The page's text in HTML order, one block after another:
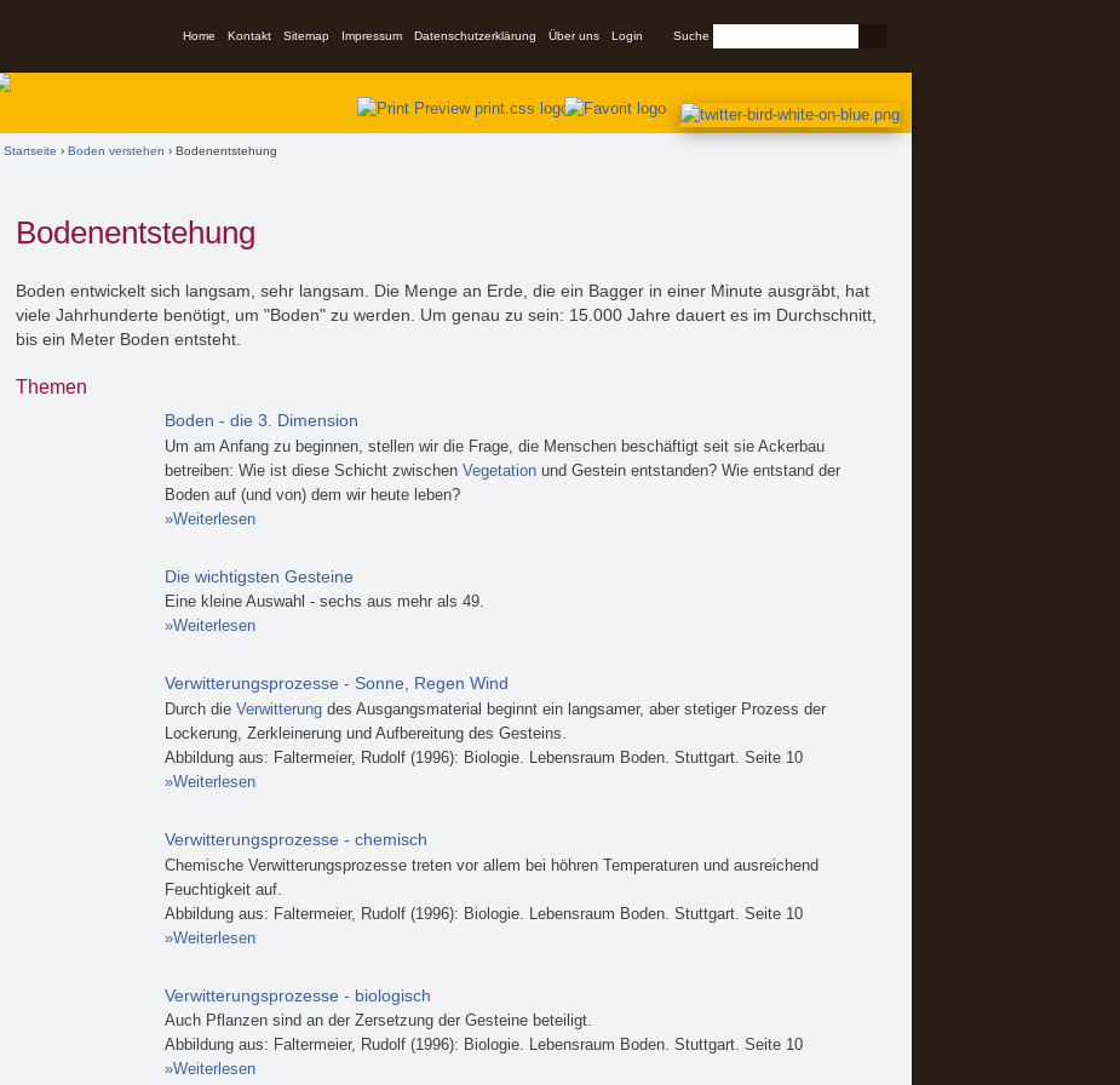
Suchformular
Suche
Home Kontakt Sitemap Impressum Datenschutzerklärung Über uns Login
Sie sind hier
Startseite › Boden verstehen › Bodenentstehung
Bodenentstehung
Boden entwickelt sich langsam, sehr langsam. Die Menge an Erde, die ein Bagger in einer Minute ausgräbt, hat
viele Jahrhunderte benötigt, um "Boden" zu werden. Um genau zu sein: 15.000 Jahre dauert es im Durchschnitt,
bis ein Meter Boden entsteht.
Themen
Boden - die 3. Dimension
Um am Anfang zu beginnen, stellen wir die Frage, die Menschen beschäftigt seit sie Ackerbau
betreiben: Wie ist diese Schicht zwischenVegetation und Gestein entstanden? Wie entstand der
Boden auf (und von) dem wir heute leben?
Weiterlesen
Die wichtigsten Gesteine
Eine kleine Auswahl - sechs aus mehr als 49.
Weiterlesen
Verwitterungsprozesse - Sonne, Regen Wind
Durch dieVerwitterung des Ausgangsmaterial beginnt ein langsamer, aber stetiger Prozess der
Lockerung, Zerkleinerung und Aufbereitung des Gesteins.
Abbildung aus: Faltermeier, Rudolf (1996): Biologie. Lebensraum Boden. Stuttgart. Seite 10
Weiterlesen
Verwitterungsprozesse - chemisch
Chemische Verwitterungsprozesse treten vor allem bei höhren Temperaturen und ausreichend
Feuchtigkeit auf.
Abbildung aus: Faltermeier, Rudolf (1996): Biologie. Lebensraum Boden. Stuttgart. Seite 10
Weiterlesen
Verwitterungsprozesse - biologisch
Auch Pflanzen sind an der Zersetzung der Gesteine beteiligt.
Abbildung aus: Faltermeier, Rudolf (1996): Biologie. Lebensraum Boden. Stuttgart. Seite 10
Weiterlesen